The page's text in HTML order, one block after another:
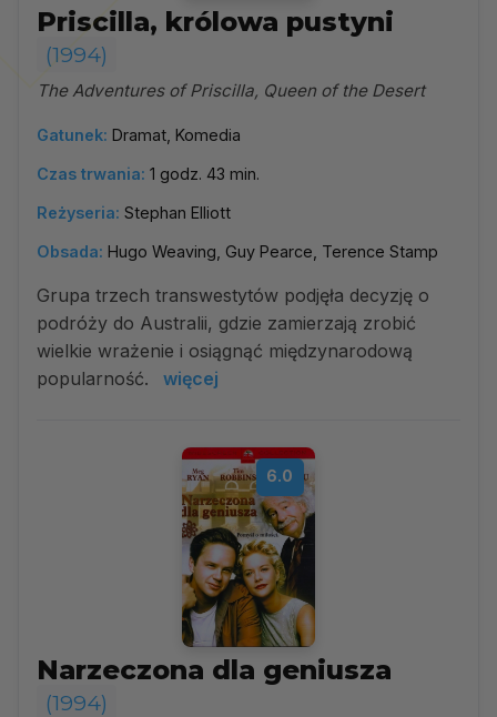
Priscilla, królowa pustyni
(1994)
The Adventures of Priscilla, Queen of the Desert
Gatunek: Dramat, Komedia
Czas trwania: 1 godz. 43 min.
Reżyseria: Stephan Elliott
Obsada: Hugo Weaving, Guy Pearce, Terence Stamp
Grupa trzech transwestytów podjęła decyzję o
podróży do Australii, gdzie zamierzają zrobić
wielkie wrażenie i osiągnąć międzynarodową
popularność.
więcej
6.0
Narzeczona dla geniusza
(1994)